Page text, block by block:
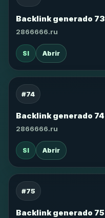
Backlink generado 73
2866666.ru
SI Abrir
#74
Backlink generado 74
2866666.ru
SI Abrir
#75
Backlink generado 75